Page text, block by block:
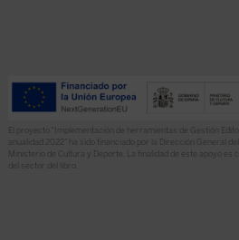
El proyecto “Implementación de herramientas de Gestión
anualidad 2022” ha sido financiado por la Dirección General
Ministerio de Cultura y Deporte. La finalidad de este apoyo es
del sector del libro.